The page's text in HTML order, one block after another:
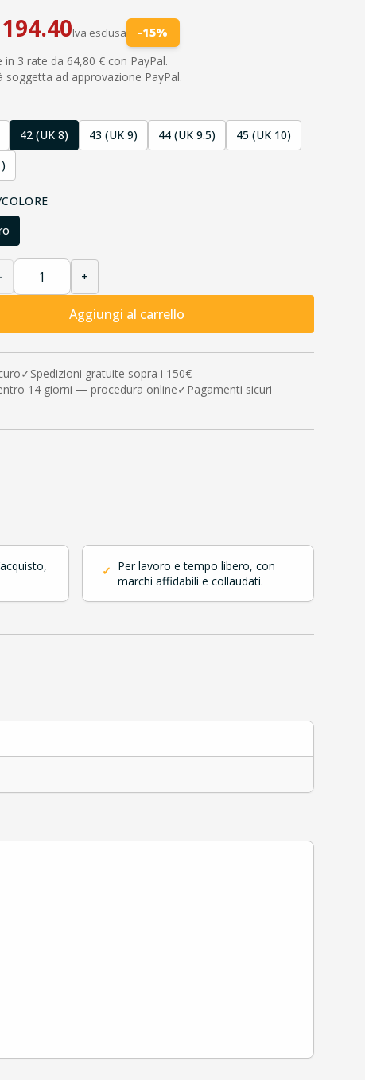
194.40Iva esclusa -15%
in 3 rate da 64,80 € con PayPal.
soggetta ad approvazione PayPal.
42 (UK 8) 43 (UK 9) 44 (UK 9.5)
45 (UK 10)
+
Aggiungi al carrello
✓ Spedizioni gratuite sopra i 150€
14 giorni — procedura online✓ Pagamenti sicuri
✓ Per lavoro e tempo libero, con
marchi affidabili e collaudati.